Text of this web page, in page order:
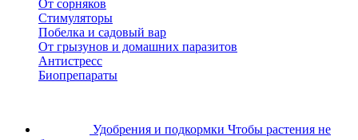
От сорняков
Стимуляторы
Побелка и садовый вар
От грызунов и домашних паразитов
Антистресс
Биопрепараты
Удобрения и подкормки Чтобы растения не